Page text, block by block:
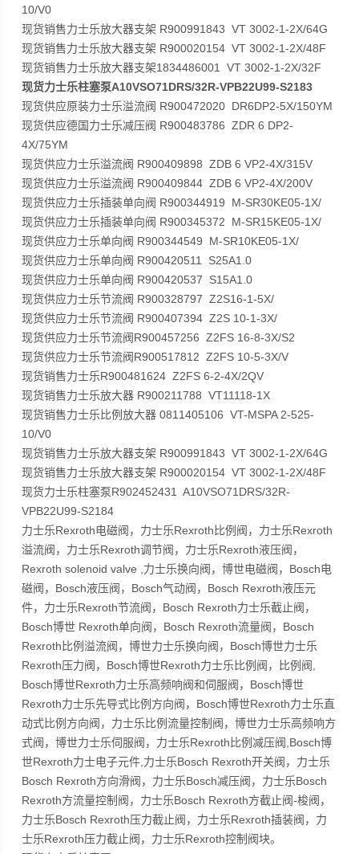
10/V0
现货销售力士乐放大器支架 R900991843 VT 3002-1-2X/64G
现货销售力士乐放大器支架 R900020154 VT 3002-1-2X/48F
现货销售力士乐放大器支架1834486001 VT 3002-1-2X/32F
现货力士乐柱塞泵A10VSO71DRS/32R-VPB22U99-S2183
现货供应原装力士乐溢流阀 R900472020 DR6DP2-5X/150YM
现货供应德国力士乐减压阀 R900483786 ZDR 6 DP2-
4X/75YM
现货供应力士乐溢流阀 R900409898 ZDB 6 VP2-4X/315V
现货供应力士乐溢流阀 R900409844 ZDB 6 VP2-4X/200V
现货供应力士乐插装单向阀 R900344919 M-SR30KE05-1X/
现货供应力士乐插装单向阀 R900345372 M-SR15KE05-1X/
现货供应力士乐单向阀 R900344549 M-SR10KE05-1X/
现货供应力士乐单向阀 R900420511 S25A1.0
现货供应力士乐单向阀 R900420537 S15A1.0
现货供应力士乐节流阀 R900328797 Z2S16-1-5X/
现货供应力士乐节流阀 R900407394 Z2S 10-1-3X/
现货供应力士乐节流阀R900457256 Z2FS 16-8-3X/S2
现货供应力士乐节流阀R900517812 Z2FS 10-5-3X/V
现货销售力士乐R900481624 Z2FS 6-2-4X/2QV
现货销售力士乐放大器 R900211788 VT11118-1X
现货销售力士乐比例放大器 0811405106 VT-MSPA 2-525-
10/V0
现货销售力士乐放大器支架 R900991843 VT 3002-1-2X/64G
现货销售力士乐放大器支架 R900020154 VT 3002-1-2X/48F
现货力士乐柱塞泵R902452431 A10VSO71DRS/32R-
VPB22U99-S2184
力士乐Rexroth电磁阀，力士乐Rexroth比例阀，力士乐Rexroth
溢流阀，力士乐Rexroth调节阀，力士乐Rexroth液压阀，
Rexroth solenoid valve ,力士乐换向阀，博世电磁阀，Bosch电
磁阀，Bosch液压阀，Bosch气动阀，Bosch Rexroth液压元
件，力士乐Rexroth节流阀，Bosch Rexroth力士乐截止阀，
Bosch博世 Rexroth单向阀，Bosch Rexroth流量阀，Bosch
Rexroth比例溢流阀，博世力士乐换向阀，Bosch博世力士乐
Rexroth压力阀，Bosch博世Rexroth力士乐比例阀，比例阀,
Bosch博世Rexroth力士乐高频响阀和伺服阀，Bosch博世
Rexroth力士乐先导式比例方向阀，Bosch博世Rexroth力士乐直
动式比例方向阀，力士乐比例流量控制阀，博世力士乐高频响方
式阀，博世力士乐伺服阀，力士乐Rexroth比例减压阀,Bosch博
世Rexroth力士电子元件,力士乐Bosch Rexroth开关阀，力士乐
Bosch Rexroth方向滑阀，力士乐Bosch减压阀，力士乐Bosch
Rexroth方流量控制阀，力士乐Bosch Rexroth方截止阀-梭阀，
力士乐Bosch Rexroth压力截止阀，力士乐Rexroth插装阀，力
士乐Rexroth压力截止阀，力士乐Rexroth控制阀块。